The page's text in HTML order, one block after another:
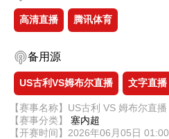
高清直播 腾讯体育
备用源
US古利VS姆布尔直播 文字直播
【赛事名称】US古利 VS 姆布尔直播
【赛事分类】 塞内超
【开赛时间】2026年06月05日 01:00